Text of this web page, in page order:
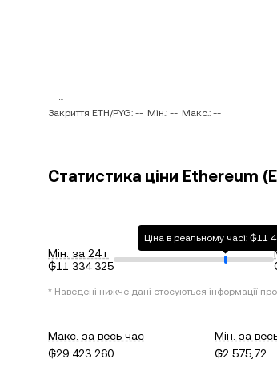
-- ~ --
Закриття ETH/PYG: -- Мін.: -- Макс.: --
Статистика ціни Ethereum
Мін. за 24 г
₲11 334 325
Ціна в реальному часі: ₲11
* Наведені нижче дані стосуються інформації
Макс. за весь час
₲29 423 260
Мін. за
₲2 575,72